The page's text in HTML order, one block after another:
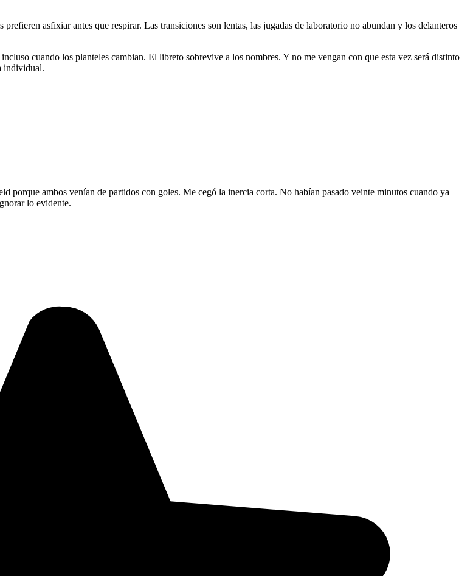
asfixiar antes que respirar. Las transiciones son lentas, las jugadas de laboratorio no abundan y los delanteros
cuando los planteles cambian. El libreto sobrevive a los nombres. Y no me vengan con que esta vez será distinto
individual.
porque ambos venían de partidos con goles. Me cegó la inercia corta. No habían pasado veinte minutos cuando ya
lo evidente.